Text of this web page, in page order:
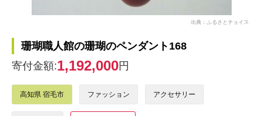
出典：ふるさとチョイス
珊瑚職人館の珊瑚のペンダント168
寄付金額:1,192,000円
高知県 宿毛市 ファッション アクセサリー